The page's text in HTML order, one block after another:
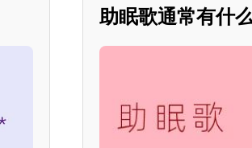
助眠歌通常有什